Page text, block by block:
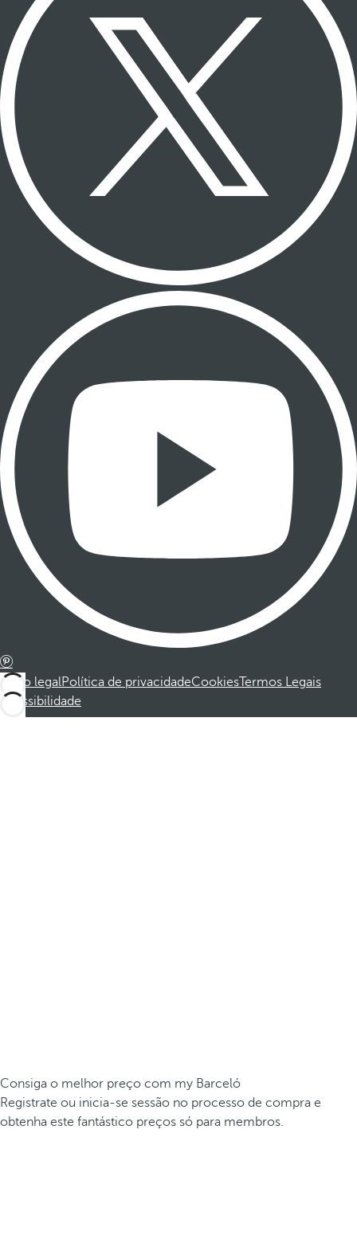
Aviso legalPolítica de privacidadeCookiesTermos Legais
Acessibilidade
Consiga o melhor preço com my Barceló
Registrate ou inicia-se sessão no processo de compra e
obtenha este fantástico preços só para membros.